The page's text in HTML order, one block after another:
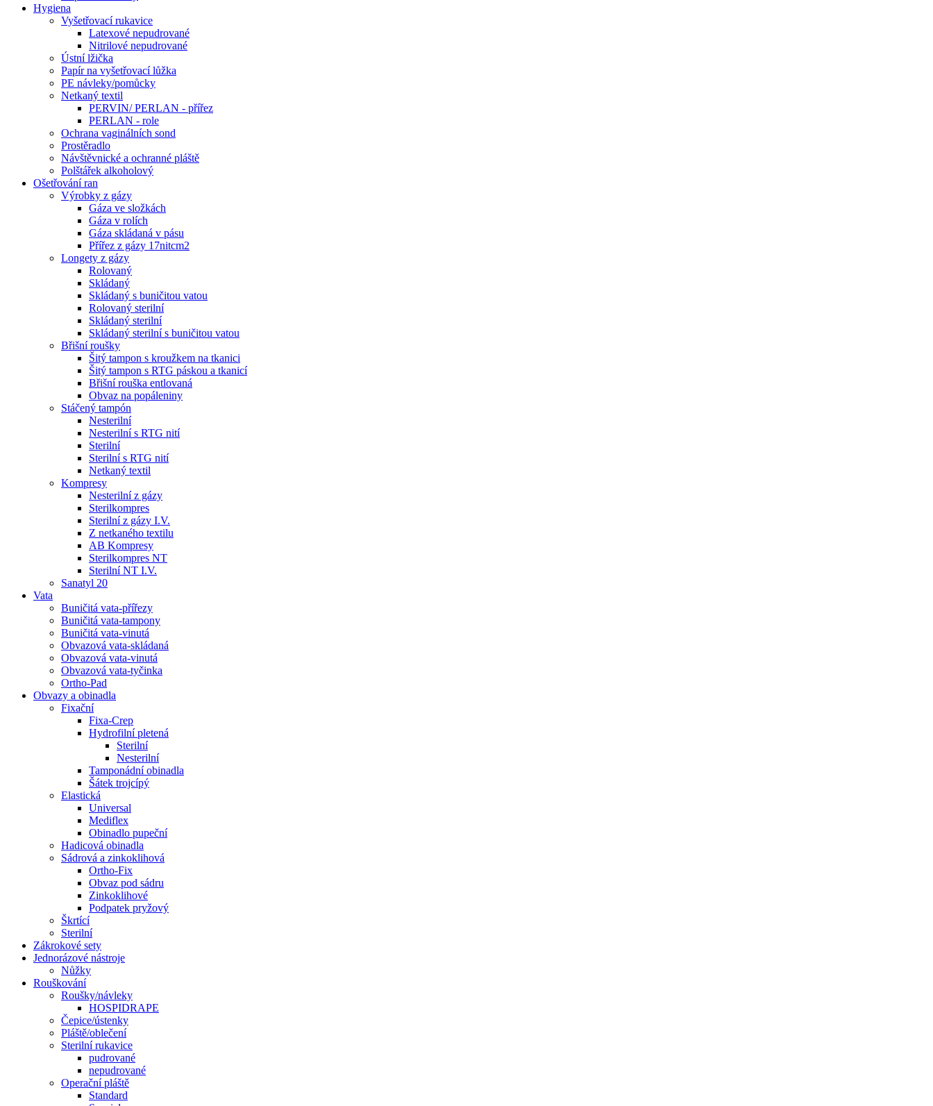
Hygiena
Vyšetřovací rukavice
Latexové nepudrované
Nitrilové nepudrované
Ústní lžička
Papír na vyšetřovací lůžka
PE návleky/pomůcky
Netkaný textil
PERVIN/ PERLAN - přířez
PERLAN - role
Ochrana vaginálních sond
Prostěradlo
Návštěvnické a ochranné pláště
Polštářek alkoholový
Ošetřování ran
Výrobky z gázy
Gáza ve složkách
Gáza v rolích
Gáza skládaná v pásu
Přířez z gázy 17nitcm2
Longety z gázy
Rolovaný
Skládaný
Skládaný s buničitou vatou
Rolovaný sterilní
Skládaný sterilní
Skládaný sterilní s buničitou vatou
Břišní roušky
Šitý tampon s kroužkem na tkanici
Šitý tampon s RTG páskou a tkanicí
Břišní rouška entlovaná
Obvaz na popáleniny
Stáčený tampón
Nesterilní
Nesterilní s RTG nití
Sterilní
Sterilní s RTG nití
Netkaný textil
Kompresy
Nesterilní z gázy
Sterilkompres
Sterilní z gázy I.V.
Z netkaného textilu
AB Kompresy
Sterilkompres NT
Sterilní NT I.V.
Sanatyl 20
Vata
Buničitá vata-přířezy
Buničitá vata-tampony
Buničitá vata-vinutá
Obvazová vata-skládaná
Obvazová vata-vinutá
Obvazová vata-tyčinka
Ortho-Pad
Obvazy a obinadla
Fixační
Fixa-Crep
Hydrofilní pletená
Sterilní
Nesterilní
Tamponádní obinadla
Šátek trojcípý
Elastická
Universal
Mediflex
Obinadlo pupeční
Hadicová obinadla
Sádrová a zinkoklihová
Ortho-Fix
Obvaz pod sádru
Zinkoklihové
Podpatek pryžový
Škrtící
Sterilní
Zákrokové sety
Jednorázové nástroje
Nůžky
Rouškování
Roušky/návleky
HOSPIDRAPE
Čepice/ústenky
Pláště/oblečení
Sterilní rukavice
pudrované
nepudrované
Operační pláště
Standard